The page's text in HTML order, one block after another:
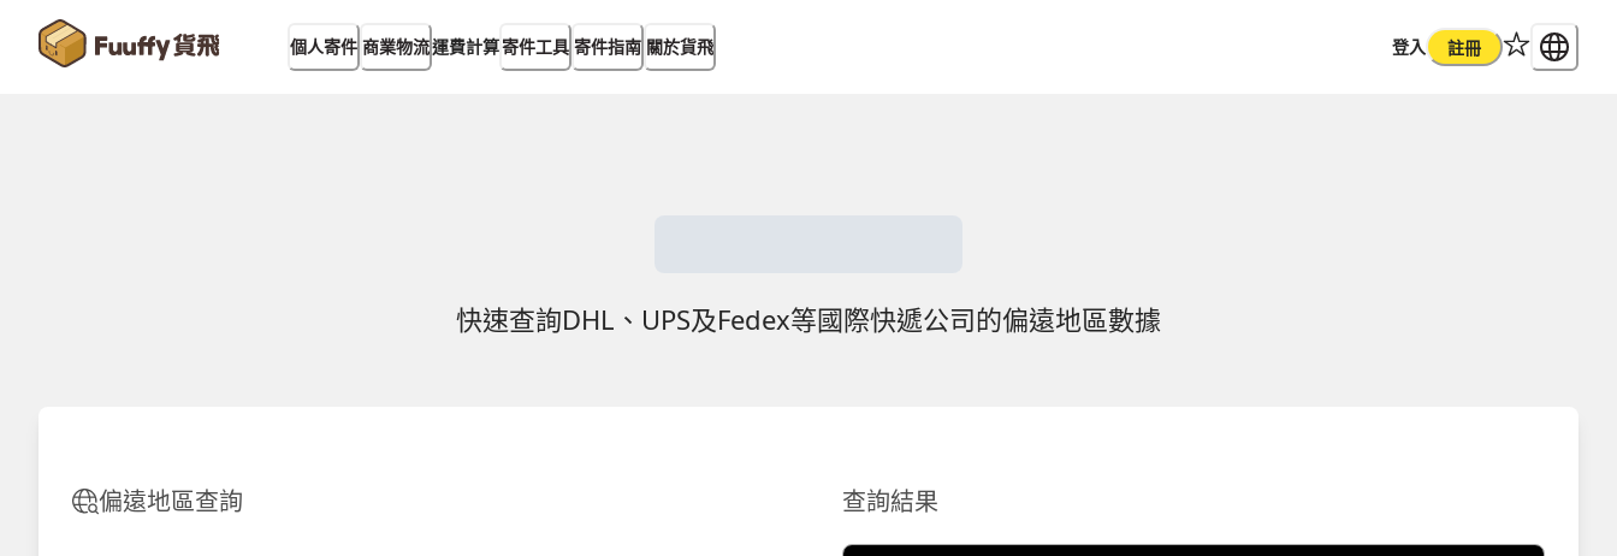
個人寄件 商業物流運費計算寄件工具 寄件指南 關於貨飛 登入 註冊
快速查詢DHL、UPS及Fedex等國際快遞公司的偏遠地區數據
偏遠地區查詢 查詢結果